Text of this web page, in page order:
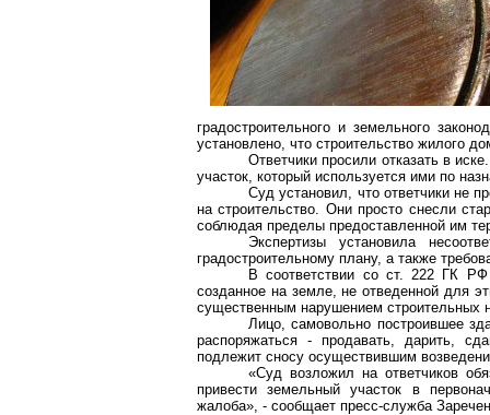
градостроительного и земельного
установлено, что строительство жилого
Ответчики просили отказать в
участок, который используется ими по
Суд установил, что ответчики не
на строительство. Они просто снесли
соблюдая пределы предоставленной им
Экспертизы установила
градостроительному плану, а также
В соответствии со ст. 222 ГК РФ
созданное на земле, не отведенной для
существенным нарушением строительных
Лицо, самовольно построившее
распоряжаться - продавать, дарить,
подлежит сносу осуществившим
«Суд возложил на ответчиков
привести земельный участок в
жалоба», - сообщает пресс-служба